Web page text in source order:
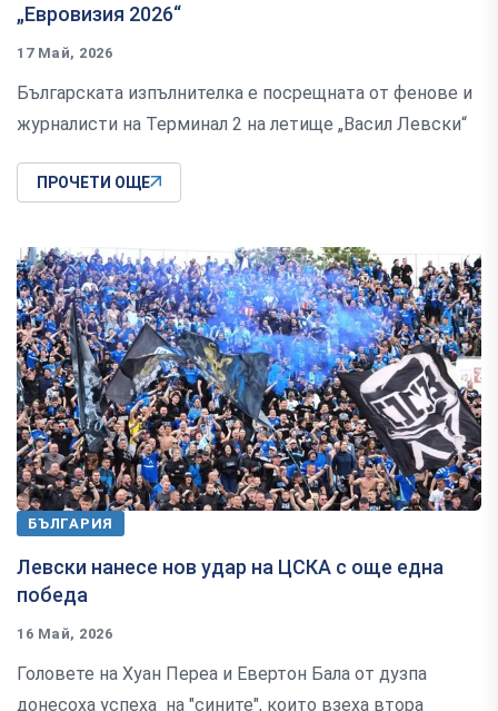
„Евровизия 2026“
17 Май, 2026
Българската изпълнителка е посрещната от фенове и
журналисти на Терминал 2 на летище „Васил Левски“
ПРОЧЕТИ ОЩЕ
БЪЛГАРИЯ
Левски нанесе нов удар на ЦСКА с още една
победа
16 Май, 2026
Головете на Хуан Переа и Евертон Бала от дузпа
донесоха успеха на "сините", които взеха втора